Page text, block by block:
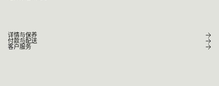
详情与保养
付款与配送
客户服务